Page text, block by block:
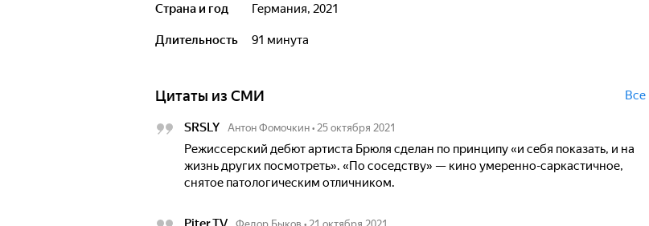
Страна и год Германия, 2021
Длительность 91 минута
Цитаты из СМИ Все
SRSLY Антон Фомочкин • 25 октября 2021
Режиссерский дебют артиста Брюля сделан по принципу «и себя показать, и на
жизнь других посмотреть». «По соседству» — кино умеренно-саркастичное,
снятое патологическим отличником.